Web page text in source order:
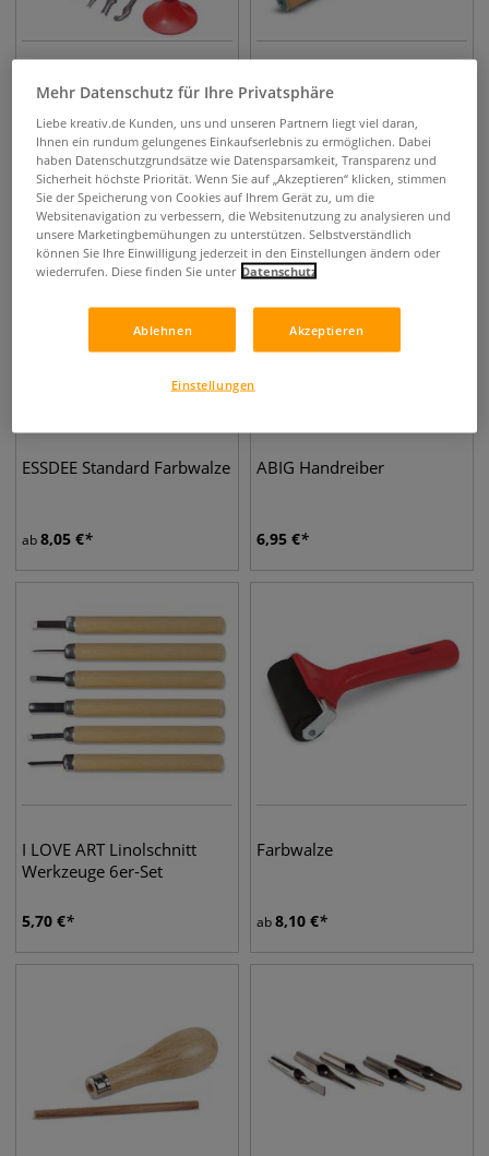
ESSDEE 3 in 1 Linol-
9,40€
Speedball® Handabreiber
34,65€
ESSDEE Standard Farbwalze
ab8,05 €
ABIG Handreiber
6,95 €
I LOVE ART Linolschnitt
Werkzeuge 6er-Set
5,70 €
Farbwalze
ab8,10 €
Mehr Datenschutz für Ihre Privatsphäre
Liebe kreativ.de Kunden, uns und unseren Partnern liegt viel daran,
Ihnen ein rundum gelungenes Einkaufserlebnis zu ermöglichen. Dabei
haben Datenschutzgrundsätze wie Datensparsamkeit, Transparenz und
Sicherheit höchste Priorität. Wenn Sie auf „Akzeptieren“ klicken, stimmen
Sie der Speicherung von Cookies auf Ihrem Gerät zu, um die
Websitenavigation zu verbessern, die Websitenutzung zu analysieren und
unsere Marketingbemühungen zu unterstützen. Selbstverständlich
können Sie Ihre Einwilligung jederzeit in den Einstellungen ändern oder
wiederrufen. Diese finden Sie unter Datenschutz
Ablehnen Akzeptieren
Einstellungen